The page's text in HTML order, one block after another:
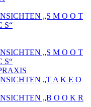
„S M O O T
S“
„S M O O T
S“
„T A K E O
„B O O K R